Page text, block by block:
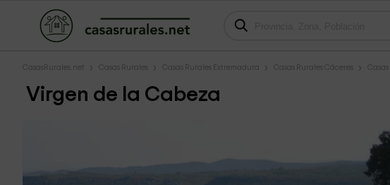
CasasRurales.net Casas Rurales Casas Rurales Extremadura Casas Rurales Cáceres
Virgen de la Cabeza